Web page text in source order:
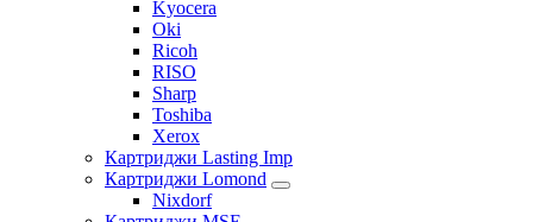
Kyocera
Oki
Ricoh
RISO
Sharp
Toshiba
Xerox
Картриджи Lasting Imp
Картриджи Lomond
Nixdorf